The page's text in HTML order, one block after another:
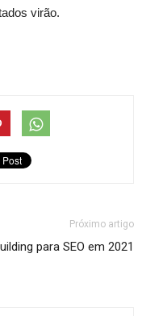
virão.
Próximo artigo
para SEO em 2021